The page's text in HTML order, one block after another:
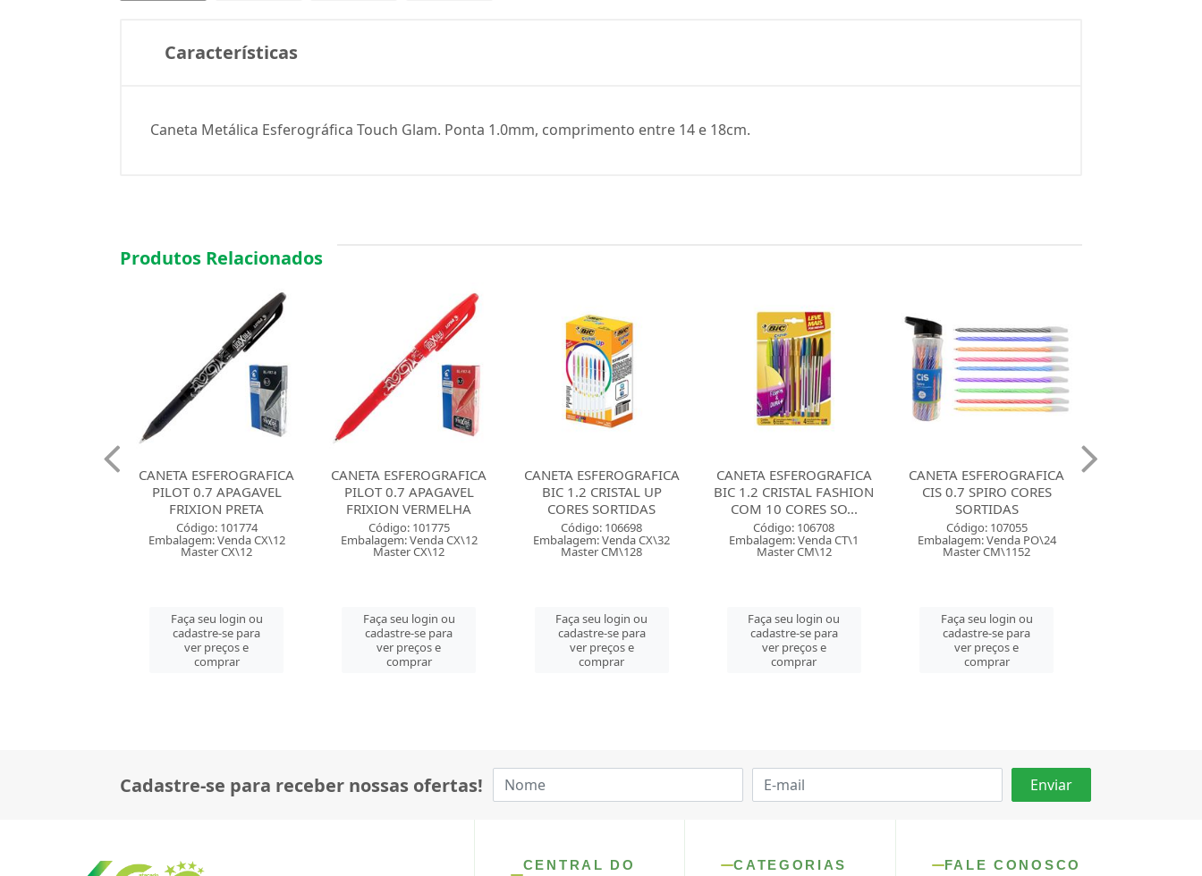
Características
Caneta Metálica Esferográfica Touch Glam. Ponta 1.0mm, comprimento entre 14 e 18cm.
Produtos Relacionados
CANETA ESFEROGRAFICA
PILOT 0.7 APAGAVEL
FRIXION VERMELHA
Código: 101775
Embalagem: Venda CX\12
Master CX\12
Faça seu login ou
cadastre-se para
ver preços e
comprar
CANETA ESFEROGRAFICA
BIC 1.2 CRISTAL UP
CORES SORTIDAS
Código: 106698
Embalagem: Venda CX\32
Master CM\128
Faça seu login ou
cadastre-se para
ver preços e
comprar
CANETA ESFEROGRAFICA
BIC 1.2 CRISTAL FASHION
COM 10 CORES SO...
Código: 106708
Embalagem: Venda CT\1
Master CM\12
Faça seu login ou
cadastre-se para
ver preços e
comprar
CANETA ESFEROGRAFICA
CIS 0.7 SPIRO CORES
SORTIDAS
Código: 107055
Embalagem: Venda PO\24
Master CM\1152
Faça seu login ou
cadastre-se para
ver preços e
comprar
CANETA ESFEROGRAFICA
BIC 1.2 CRISTAL FASHION
CORES SORTIDAS
Código: 11006
Embalagem: Venda CX\25
Master CM\100
Faça seu login ou
cadastre-se para
ver preços e
comprar
Cadastre-se para receber nossas ofertas!
CENTRAL DO
CATEGORIAS FALE CONOSCO